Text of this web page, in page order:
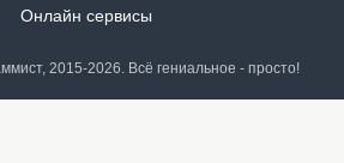
Онлайн сервисы
2015-2026. Всё гениальное - просто!